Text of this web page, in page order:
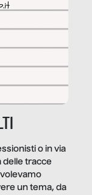
o in via
delle tracce
un tema, da